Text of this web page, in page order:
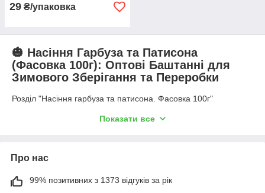
29 ₴/упаковка
🎃 Насіння Гарбуза та Патисона
(Фасовка 100г): Оптові Баштанні для
Зимового Зберігання та Переробки
Розділ "Насіння гарбуза та патисона. Фасовка 100г"
промисловості та всіх, хто зацікавлений у
оптимальним форматом для пробних посівів, організації
плантацій середньої площі, а також для вирощування
спеціалізованих сортів гарбуза (наприклад, для отримання
насіння) з мінімальними витратами.
Показати все
Про нас
99% позитивних з 1373 відгуків за рік